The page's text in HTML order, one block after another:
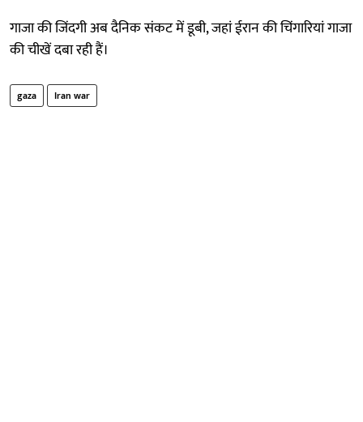
गाजा की जिंदगी अब दैनिक संकट में डूबी, जहां ईरान की चिंगारियां गाजा
की चीखें दबा रही हैं।
gaza Iran war